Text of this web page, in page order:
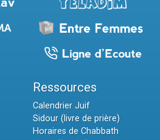
Ressources
Calendrier Juif
Sidour (livre de prière)
Horaires de Chabbath